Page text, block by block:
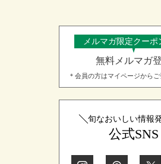
メルマガ限定クーポ
無料メルマガ
＊会員の方はマイページから
旬なおいしい情報
公式SNS